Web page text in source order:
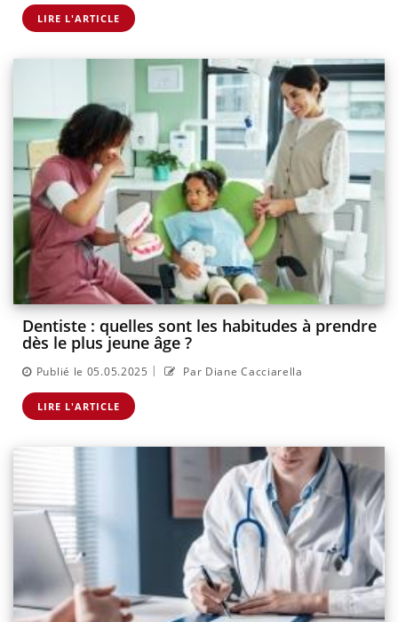
LIRE L'ARTICLE
Dentiste : quelles sont les habitudes à prendre
dès le plus jeune âge ?
Publié le 05.05.2025 | Par Diane Cacciarella
LIRE L'ARTICLE